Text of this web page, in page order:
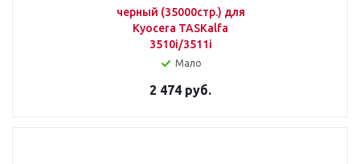
черный (35000стр.) для
Kyocera TASKalfa
3510i/3511i
Мало
2 474 руб.